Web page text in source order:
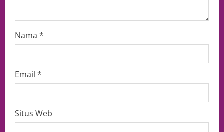
Nama *
Email *
Situs Web